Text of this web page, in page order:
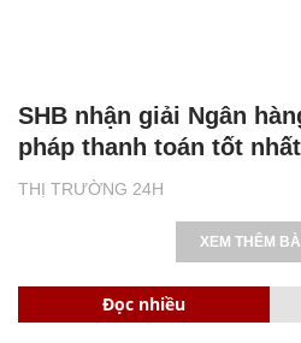
THỊ TRƯỜNG 24H
SHB nhận giải Ngân
pháp thanh toán tốt
XEM THÊM
Đọc nhiều